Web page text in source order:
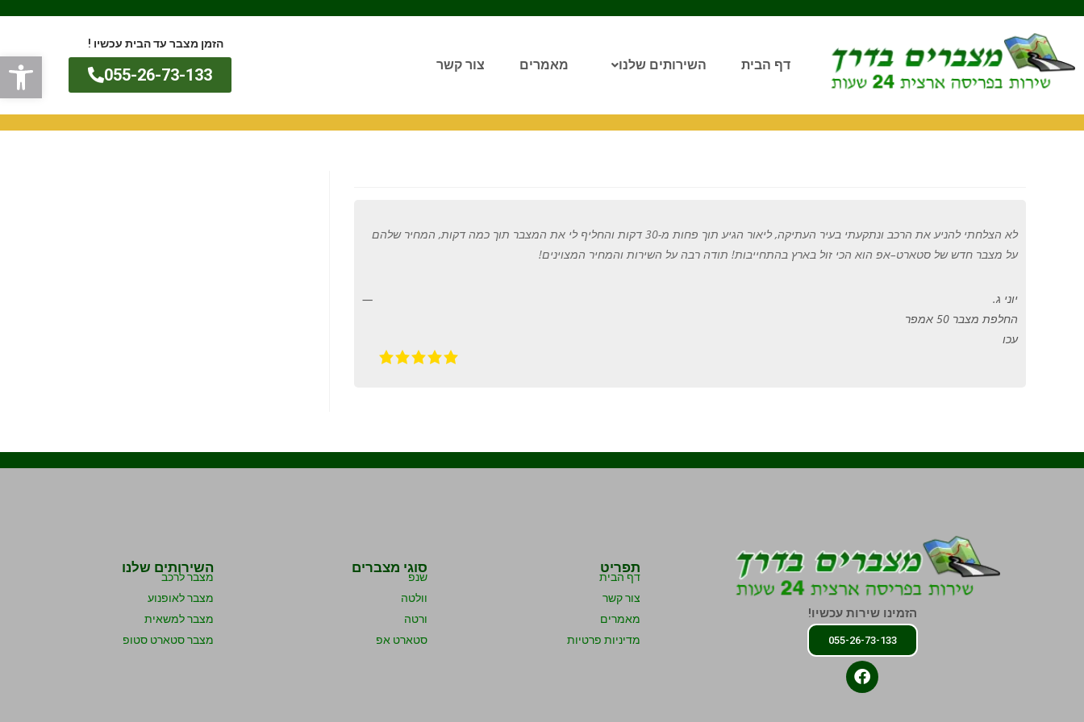
דף הבית השירותים שלנו מאמרים צור קשר
הזמן מצבר עד הבית עכשיו !
055-26-73-133
לא הצלחתי להניע את הרכב ונתקעתי בעיר העתיקה,ליאור הגיע תוך פחות מ-30 דקות והחליף לי את המצבר תוך כמה דקות, המחיר שלהם
על מצבר חדש של סטארט–אפ הוא הכי זול בארץ בהתחייבות! תודה רבה על השירות והמחיר המצוינים!
יוני ג.
החלפת מצבר 50 אמפר
עכו
הזמינו שירות עכשיו!
055-26-73-133
תפריט
דף הבית
צור קשר
מאמרים
מדיניות פרטיות
סוגי מצברים
שנפ
וולטה
ורטה
סטארט אפ
השירותים שלנו
מצבר לרכב
מצבר לאופנוע
מצבר למשאית
מצבר סטארט סטופ